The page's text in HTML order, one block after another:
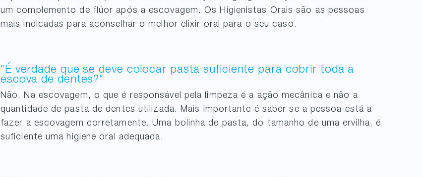
um complemento de flúor após a escovagem. Os Higienistas Orais são as pessoas
mais indicadas para aconselhar o melhor elixir oral para o seu caso.
"É verdade que se deve colocar pasta suficiente para cobrir toda a
escova de dentes?"
Não. Na escovagem, o que é responsável pela limpeza é a ação mecânica e não a
quantidade de pasta de dentes utilizada. Mais importante é saber se a pessoa está a
fazer a escovagem corretamente. Uma bolinha de pasta, do tamanho de uma ervilha, é
suficiente uma higiene oral adequada.